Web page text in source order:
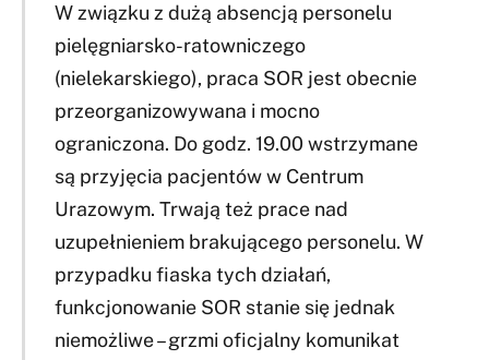
W związku z dużą absencją personelu
pielęgniarsko-ratowniczego
(nielekarskiego), praca SOR jest obecnie
przeorganizowywana i mocno
ograniczona. Do godz. 19.00 wstrzymane
są przyjęcia pacjentów w Centrum
Urazowym. Trwają też prace nad
uzupełnieniem brakującego personelu. W
przypadku fiaska tych działań,
funkcjonowanie SOR stanie się jednak
niemożliwe – grzmi oficjalny komunikat